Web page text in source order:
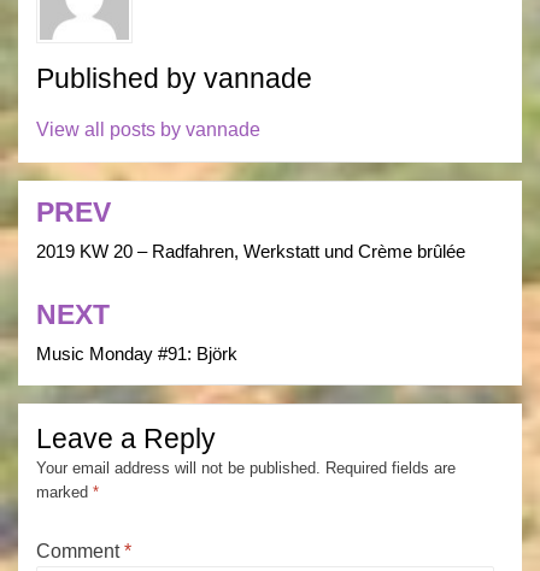
Published by vannade
View all posts by vannade
Post
navigation
PREV
2019 KW 20 – Radfahren, Werkstatt und Crème brûlée
NEXT
Music Monday #91: Björk
Leave a Reply
Your email address will not be published. Required fields are
marked *
Comment*